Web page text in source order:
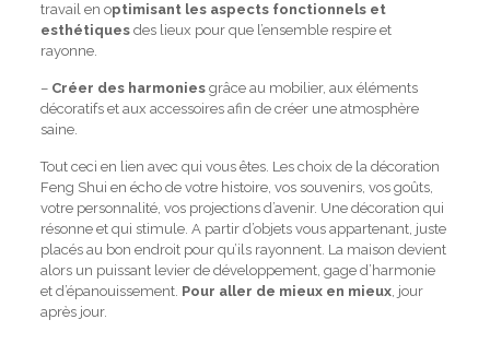
travail en optimisant les aspects fonctionnels et
esthétiques des lieux pour que l’ensemble respire et
rayonne.
– Créer des harmoniesgrâce au mobilier, aux éléments
décoratifs et aux accessoires afin de créer une atmosphère
saine.
Tout ceci en lien avec qui vous êtes. Les choix de la décoration
Feng Shui en écho de votre histoire, vos souvenirs, vos goûts,
votre personnalité, vos projections d’avenir. Une décoration qui
résonne et qui stimule. A partir d’objets vous appartenant, juste
placés au bon endroit pour qu’ils rayonnent. La maison devient
alors un puissant levier de développement, gage d’harmonie
et d’épanouissement. Pour aller de mieux en mieux, jour
après jour.